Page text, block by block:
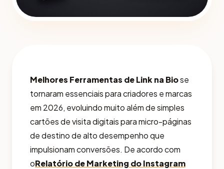
Melhores Ferramentas de Link na Biose
tornaram essenciais para criadores e marcas
em 2026, evoluindo muito além de simples
cartões de visita digitais para micro-páginas
de destino de alto desempenho que
impulsionam conversões. De acordo com
oRelatório de Marketing do Instagram